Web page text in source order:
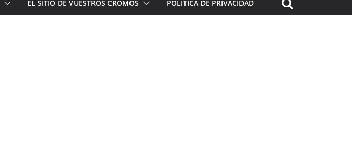
EL SITIO DE VUESTROS CROMOS POLÍTICA DE PRIVACIDAD